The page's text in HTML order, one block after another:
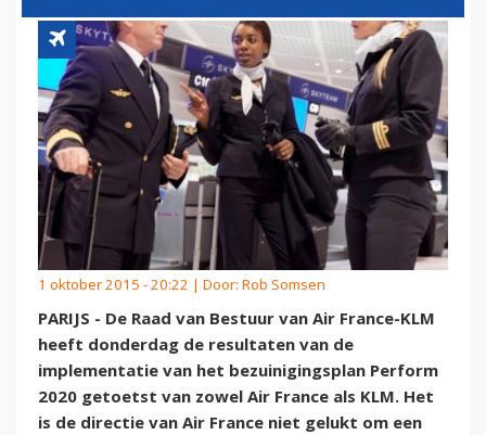
1 oktober 2015 - 20:22 | Door: Rob Somsen
PARIJS - De Raad van Bestuur van Air France-KLM
heeft donderdag de resultaten van de
implementatie van het bezuinigingsplan Perform
2020 getoetst van zowel Air France als KLM. Het
is de directie van Air France niet gelukt om een